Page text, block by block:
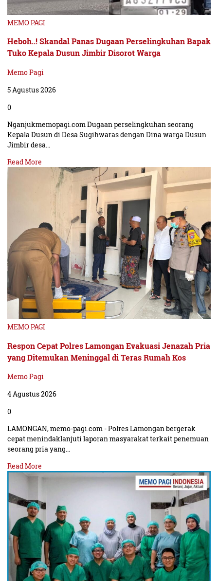
MEMO PAGI
Heboh..! Skandal Panas Dugaan Perselingkuhan Bapak
Tuko Kepala Dusun Jimbir Disorot Warga
Memo Pagi
5 Agustus 2026
0
Nganjukmemopagi.com Dugaan perselingkuhan seorang
Kepala Dusun di Desa Sugihwaras dengan Dina warga Dusun
Jimbir desa…
Read More
MEMO PAGI
Respon Cepat Polres Lamongan Evakuasi Jenazah Pria
yang Ditemukan Meninggal di Teras Rumah Kos
Memo Pagi
4 Agustus 2026
0
LAMONGAN, memo-pagi.com - Polres Lamongan bergerak
cepat menindaklanjuti laporan masyarakat terkait penemuan
seorang pria yang…
Read More